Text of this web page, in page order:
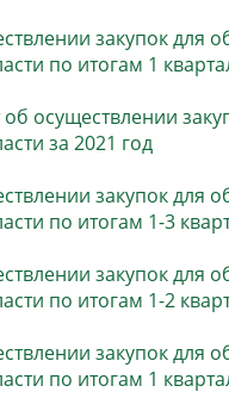
закупок
по итогам 1
осуществлении
за 2021 год
закупок
по итогам 1-3
закупок
по итогам 1-2
закупок
по итогам 1